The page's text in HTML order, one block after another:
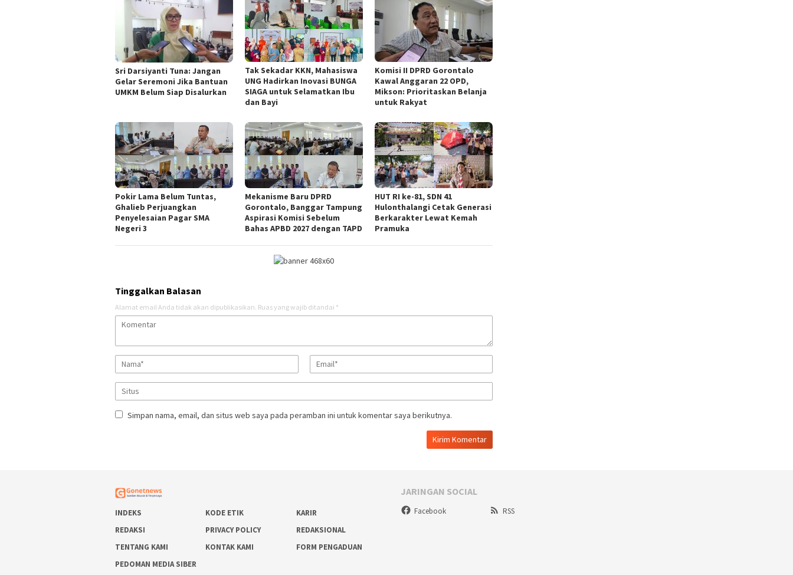
Sri Darsiyanti Tuna: Jangan
Gelar Seremoni Jika Bantuan
UMKM Belum Siap Disalurkan
Tak Sekadar KKN, Mahasiswa
UNG Hadirkan Inovasi BUNGA
SIAGA untuk Selamatkan Ibu
dan Bayi
Komisi II DPRD Gorontalo
Kawal Anggaran 22 OPD,
Mikson: Prioritaskan Belanja
untuk Rakyat
Pokir Lama Belum Tuntas,
Ghalieb Perjuangkan
Penyelesaian Pagar SMA
Negeri 3
Mekanisme Baru DPRD
Gorontalo, Banggar Tampung
Aspirasi Komisi Sebelum
Bahas APBD 2027 dengan TAPD
HUT RI ke-81, SDN 41
Hulonthalangi Cetak Generasi
Berkarakter Lewat Kemah
Pramuka
Tinggalkan Balasan
Alamat email Anda tidak akan dipublikasikan. Ruas yang wajib ditandai *
Simpan nama, email, dan situs web saya pada peramban ini untuk komentar saya berikutnya.
INDEKS KODE ETIK
KARIR
REDAKSI
PRIVACY POLICY
REDAKSIONAL
TENTANG KAMI
KONTAK KAMI
FORM PENGADUAN
PEDOMAN MEDIA SIBER
JARINGAN SOCIAL
Facebook RSS